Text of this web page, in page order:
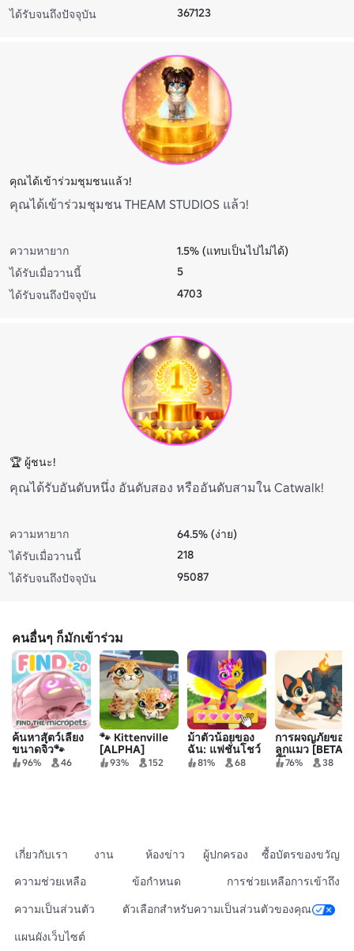
ได้รับจนถึงปัจจุบัน
367123
คุณได้เข้าร่วมชุมชนแล้ว!
คุณได้เข้าร่วมชุมชน THEAM STUDIOS แล้ว!
ความหายาก
1.5% (แทบเป็นไปไม่ได้)
ได้รับเมื่อวานนี้
5
ได้รับจนถึงปัจจุบัน
4703
🏆 ผู้ชนะ!
คุณได้รับอันดับหนึ่ง อันดับสอง หรืออันดับสามใน Catwalk!
ความหายาก
64.5% (ง่าย)
ได้รับเมื่อวานนี้
218
ได้รับจนถึงปัจจุบัน
95087
คนอื่นๆ ก็มักเข้าร่วม
ค้นหาสัตว์เลี้ยง
ขนาดจิ๋ว🐾
96% 46
🐾 Kittenville
[ALPHA]
93% 152
ม้าตัวน้อยของ
ฉัน: แฟชั่นโชว์
81% 68
การผจญภัยของ
ลูกแมว [BETA]
🐱76% 38
เกี่ยวกับเรา งาน ห้องข่าว ผู้ปกครอง
ซื้อบัตรของขวัญ
ความช่วยเหลือ
ข้อกำหนด
การช่วยเหลือการเข้าถึง
ความเป็นส่วนตัว
ตัวเลือกสำหรับความเป็นส่วนตัวของคุณ
แผนผังเว็บไซต์